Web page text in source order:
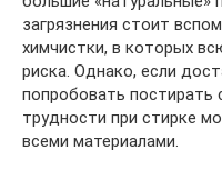
загрязнения стоит
химчистки, в которых
риска. Однако, если
попробовать постирать
трудности при стирке
всеми материалами.